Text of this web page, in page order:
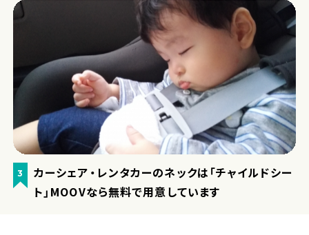
3
カーシェア・レンタカーのネックは「チャイルドシー
ト」MOOVなら無料で用意しています